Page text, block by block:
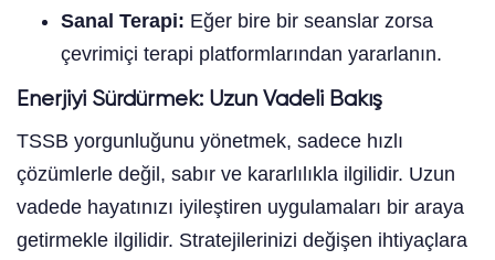
Sanal Terapi: Eğer bire bir seanslar zorsa
çevrimiçi terapi platformlarından yararlanın.
Enerjiyi Sürdürmek: Uzun Vadeli Bakış
TSSB yorgunluğunu yönetmek, sadece hızlı
çözümlerle değil, sabır ve kararlılıkla ilgilidir. Uzun
vadede hayatınızı iyileştiren uygulamaları bir araya
getirmekle ilgilidir. Stratejilerinizi değişen ihtiyaçlara